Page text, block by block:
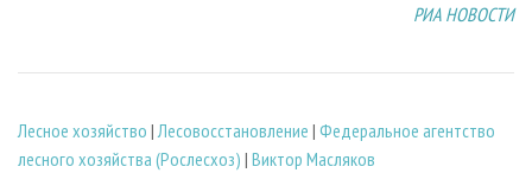
РИА НОВОСТИ
Лесное хозяйство |Лесовосстановление | Федеральное агентство
лесного хозяйства (Рослесхоз) | Виктор Масляков